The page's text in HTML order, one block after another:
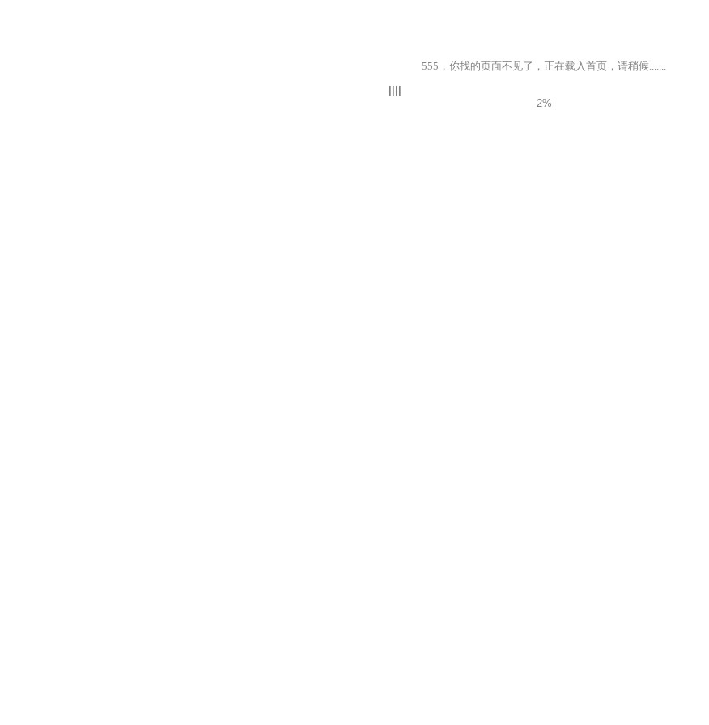
555，你找的页面不见了，正在载入首页，请稍候.......